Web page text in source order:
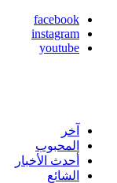
facebook
instagram
youtube
آخر
المحبوب
أحدث الأخبار
الشائع